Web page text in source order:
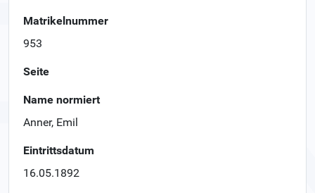
Matrikelnummer
953
Seite
Name normiert
Anner, Emil
Eintrittsdatum
16.05.1892